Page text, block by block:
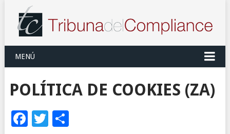
MENÚ
POLÍTICA DE COOKIES (ZA)
Facebook
Twitter
Compartir